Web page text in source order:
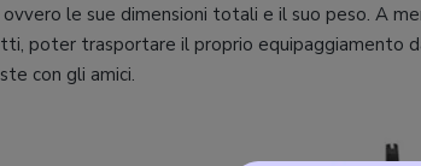
ovvero le sue dimensioni totali e il suo peso. A
poter trasportare il proprio equipaggiamento
con gli amici.